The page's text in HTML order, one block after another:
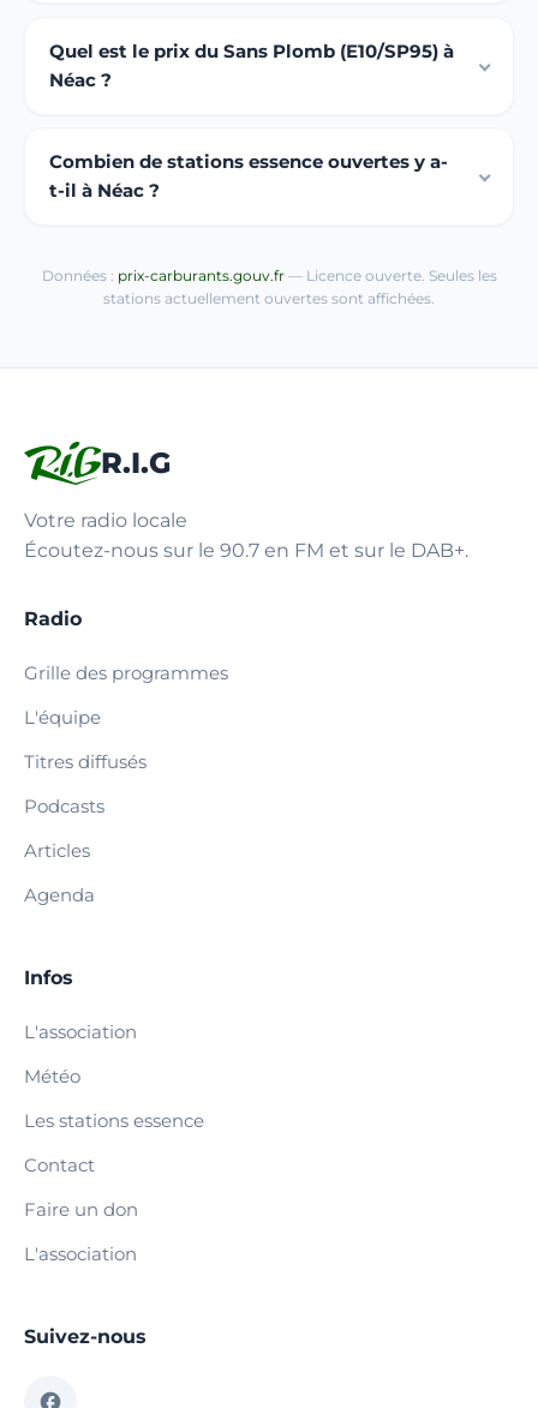
Quel est le prix du Sans Plomb (E10/SP95) à
Néac ?
Combien de stations essence ouvertes y a-
t-il à Néac ?
Données : prix-carburants.gouv.fr— Licence ouverte. Seules les
stations actuellement ouvertes sont affichées.
R.I.G
Votre radio locale
Écoutez-nous sur le 90.7 en FM et sur le DAB+.
Radio
Grille des programmes
L'équipe
Titres diffusés
Podcasts
Articles
Agenda
Infos
L'association
Météo
Les stations essence
Contact
Faire un don
L'association
Suivez-nous